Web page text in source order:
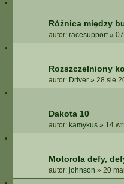
A
O
W
E
Różnica między
autor: racesupport»
Rozszczelniony
autor: Driver » 28 sie
Dakota 10
autor: kamykus » 14
Motorola defy,
autor: johnson » 20